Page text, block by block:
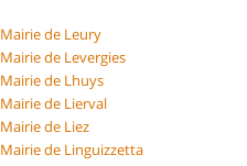
Mairie de Leury
Mairie de Levergies
Mairie de Lhuys
Mairie de Lierval
Mairie de Liez
Mairie de Linguizzetta